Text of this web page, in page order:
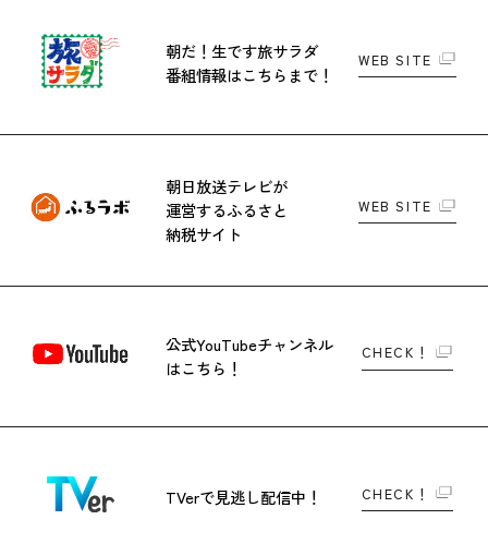
朝だ！生です旅サラダ
番組情報はこちらまで！
WEB SITE
朝日放送テレビが
運営するふるさと
納税サイト
WEB SITE
公式YouTubeチャンネル
はこちら！
CHECK！
TVerで見逃し配信中！ CHECK！